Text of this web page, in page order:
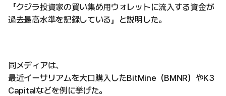
「クジラ投資家の買い集め用ウォレットに流入する資金が
過去最高水準を記録している」と説明した。
同メディアは、
最近イーサリアムを大口購入したBitMine（BMNR）やK3
Capitalなどを例に挙げた。